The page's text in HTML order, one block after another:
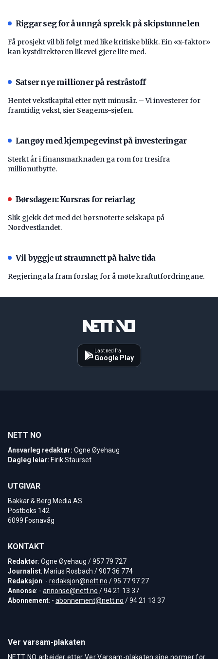
Riggar seg for å unngå sprekk på skipstunnelen
Få prosjekt vil bli følgt med like kritiske blikk. Ein «x-faktor»
kan kystdirektøren likevel gjere lite med.
Satser nye millioner på restråstoff
Hentet vekstkapital etter nytt minusår. – Vi investerer for
framtidig vekst, sier Seagems-sjefen.
Langøy med kjempegevinst på investeringar
Sterkt år i finansmarknaden ga rom for tresifra
millionutbytte.
Børsdagen: Kursras for reiarlag
Slik gjekk det med dei børsnoterte selskapa på
Nordvestlandet.
Vil byggje ut straumnett på halve tida
Regjeringa la fram forslag for å møte kraftutfordringane.
Last ned fra
Google Play
NETT NO
Ansvarleg redaktør: Ogne Øyehaug
Dagleg leiar: Eirik Staurset
UTGIVAR
Bakkar & Berg Media AS
Postboks 142
6099 Fosnavåg
KONTAKT
Redaktør: Ogne Øyehaug / 957 79 727
Journalist: Marius Rosbach / 907 36 774
Redaksjon: - redaksjon@nett.no / 95 77 97 27
Annonse: - annonse@nett.no / 94 21 13 37
Abonnement: - abonnement@nett.no / 94 21 13 37
Ver varsam-plakaten
NETT NO arbeider etter Ver Varsam-plakaten sine normer for